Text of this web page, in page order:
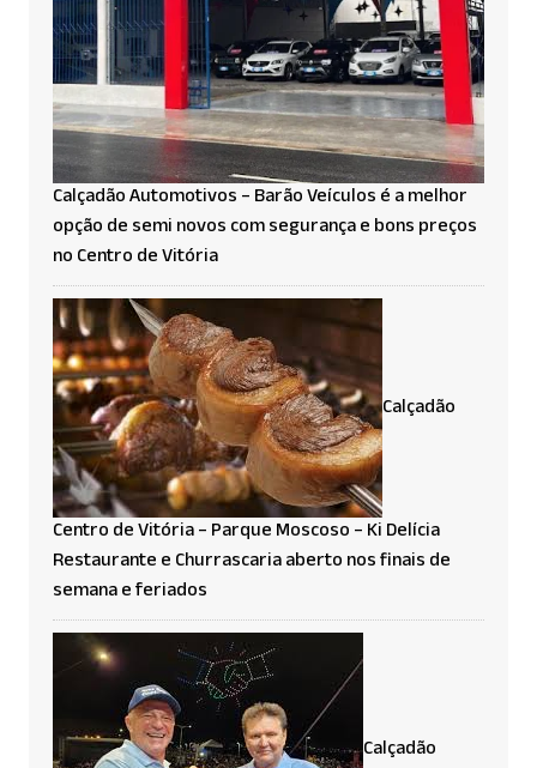
Calçadão Automotivos – Barão Veículos é a melhor
opção de semi novos com segurança e bons preços
no Centro de Vitória
Calçadão
Centro de Vitória – Parque Moscoso – Ki Delícia
Restaurante e Churrascaria aberto nos finais de
semana e feriados
Calçadão